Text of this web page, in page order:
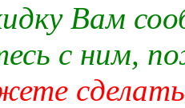
Вам
с ним,
сделать